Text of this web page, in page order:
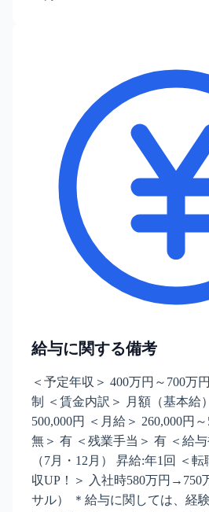
給与に関する備考
＜予定年収＞ 400万円～700万
制 ＜賃金内訳＞ 月額（基本給
500,000円 ＜月給＞ 260,000円
無＞ 有 ＜残業手当＞ 有 ＜給
（7月・12月） 昇給:年1回 ＜
収UP！＞ 入社時580万円→750
サル） ＊給与に関しては、経